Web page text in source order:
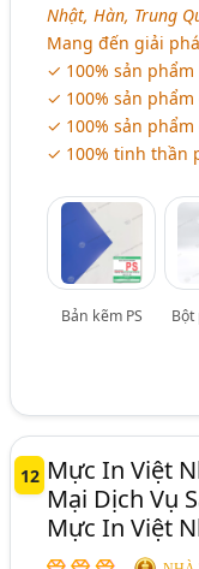
Nhật, Hàn, Trung
Mang đến giải
✓ 100% sản
✓ 100% sản
✓ 100% sản
✓ 100% tinh thần
Bản kẽm PS
12 Mực In Việt
Mại Dịch Vụ
Mực In Việt